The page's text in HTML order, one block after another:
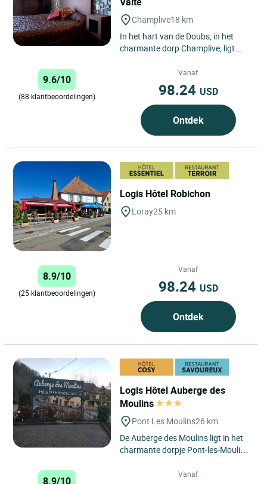
Champlive18 km
In het hart van de Doubs, in het
charmante dorp Champlive, ligt
een oase van rust en karakter...
9.6/10
(88 klantbeoordelingen)
Vanaf
98.24 USD
Ontdek
Logis Hôtel Robichon
Loray25 km
8.9/10
(25 klantbeoordelingen)
Vanaf
98.24 USD
Ontdek
Logis Hôtel Auberge des
Moulins
Pont Les Moulins26 km
De Auberge des Moulins ligt in het
charmante dorpje Pont-les-Moulins,
regio die bekend...
8.9/10
Vanaf